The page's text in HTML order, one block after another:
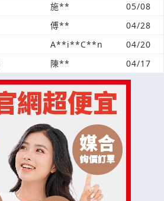
施**
05/08
傅**
04/28
A**i**C**n
04/20
陳** 04/17